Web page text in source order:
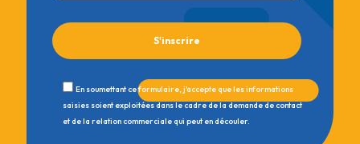
En soumettant ce formulaire, j'accepte que les informations
saisies soient exploitées dans le cadre de la demande de contact
et de la relation commerciale qui peut en découler.